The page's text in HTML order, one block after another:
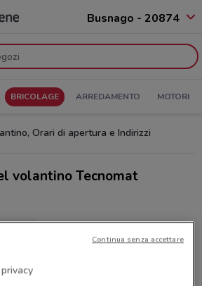
Busnago - 20874
BRICOLAGE ARREDAMENTO MOTORI
Orari di apertura e Indirizzi
volantino Tecnomat
Continua senza accettare